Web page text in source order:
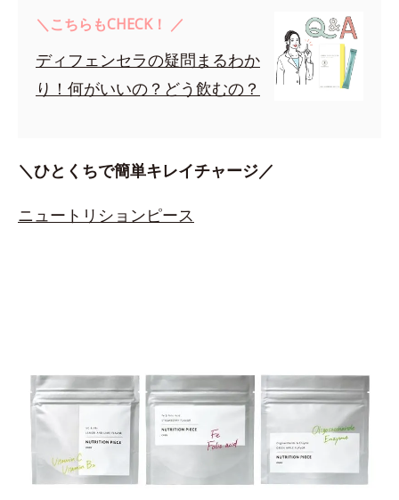
＼こちらもCHECK！ ／
ディフェンセラの疑問まるわか
り！何がいいの？どう飲むの？
＼ひとくちで簡単キレイチャージ／
ニュートリションピース